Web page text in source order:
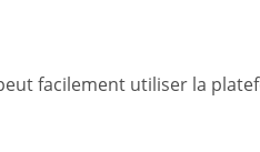
facilement utiliser la